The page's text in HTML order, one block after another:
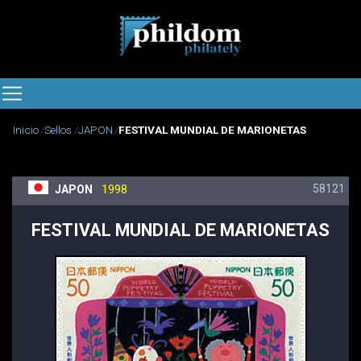
Inicio Sellos JAPON FESTIVAL MUNDIAL DE MARIONETAS
JAPON 1998 58121
FESTIVAL MUNDIAL DE MARIONETAS